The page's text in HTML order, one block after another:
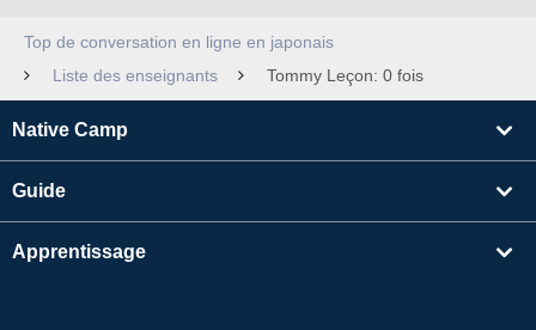
Top de conversation en ligne en japonais
Liste des enseignants
Tommy Leçon: 0 fois
Native Camp
Guide
Apprentissage